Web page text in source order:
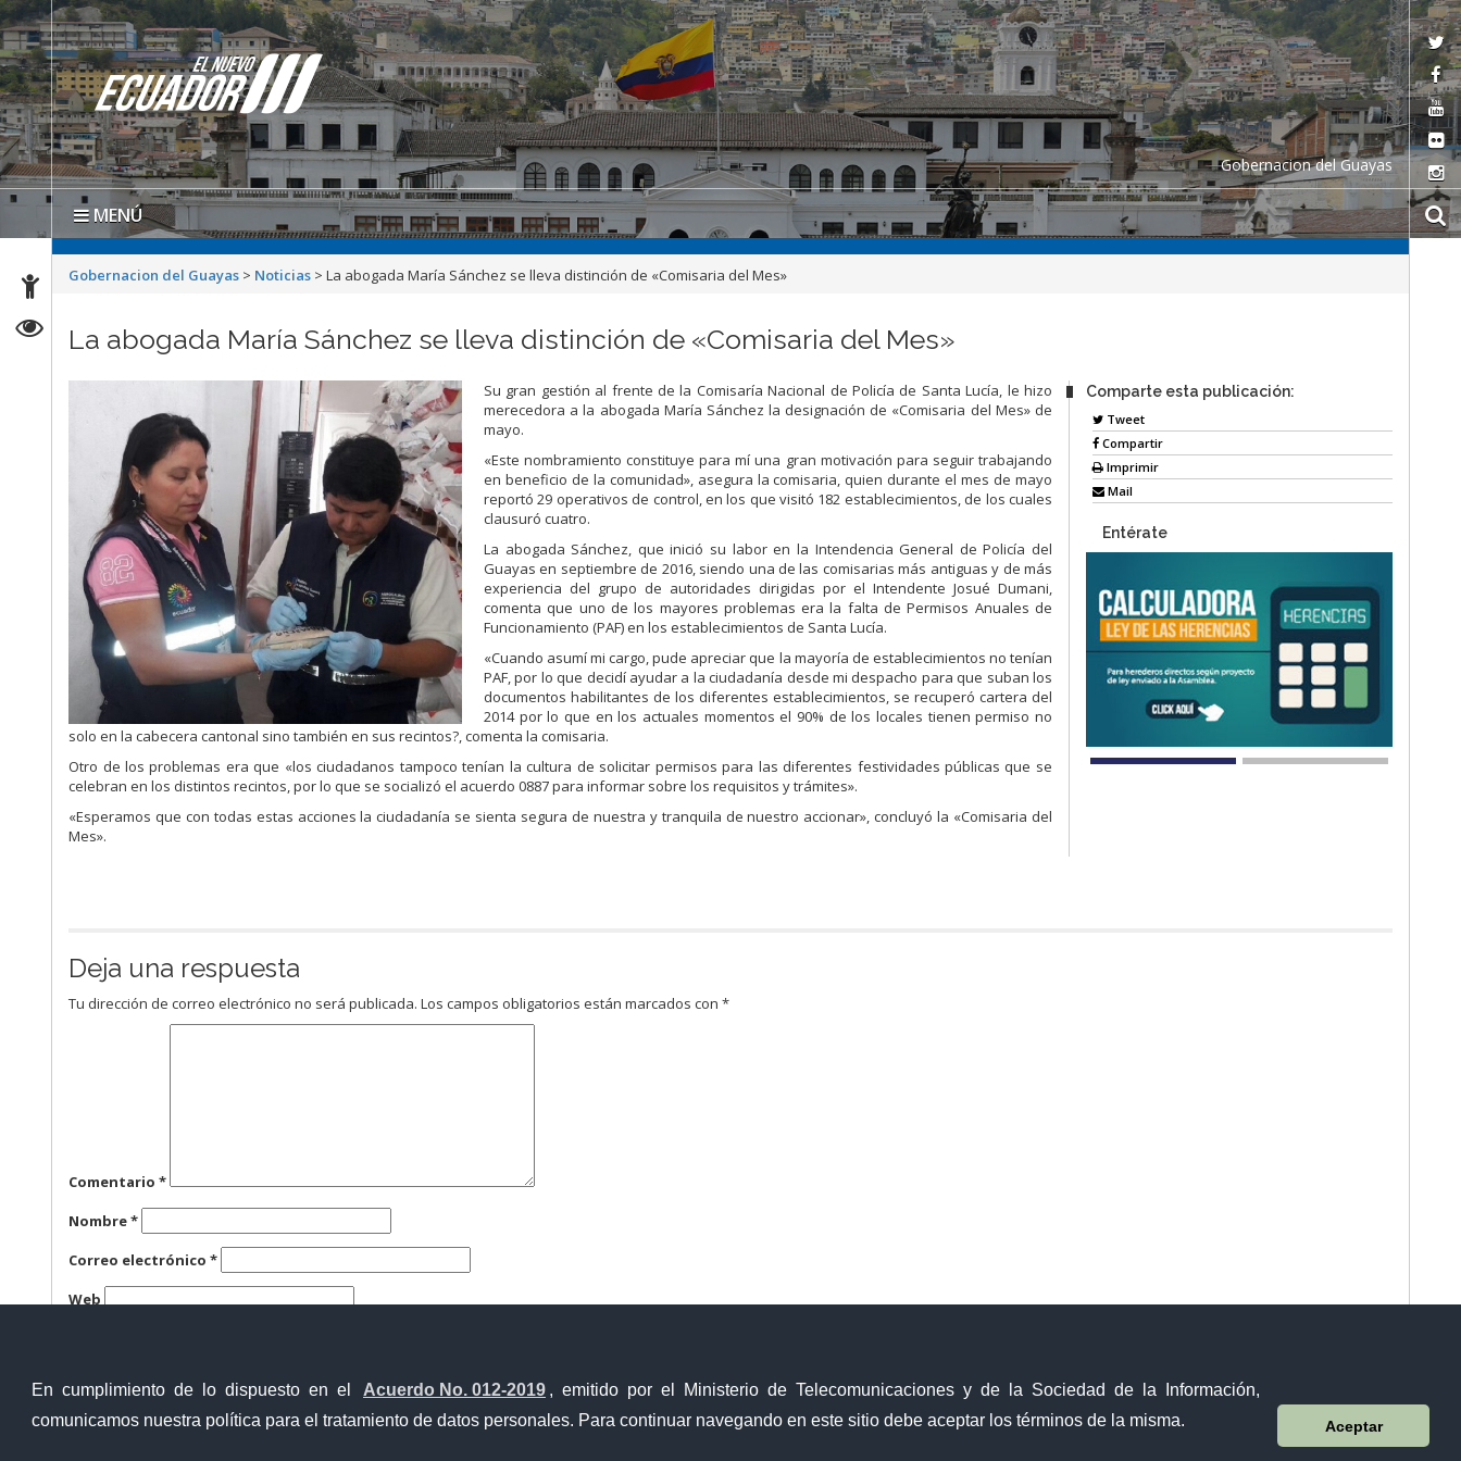
En cumplimiento de lo dispuesto en el Acuerdo No. 012-2019 , emitido por el Ministerio de Telecomunicaciones y de la Sociedad de la Información,
comunicamos nuestra política para el tratamiento de datos personales. Para continuar navegando en este sitio debe aceptar los términos de la misma.
Aceptar
Gobernacion del Guayas
MENÚ
Gobernacion del Guayas > Noticias >La abogada María Sánchez se lleva distinción de «Comisaria del Mes»
La abogada María Sánchez se lleva distinción de «Comisaria del Mes»
Su gran gestión al frente de la Comisaría Nacional de Policía de Santa Lucía, le hizo
merecedora a la abogada María Sánchez la designación de «Comisaria del Mes» de
mayo.
«Este nombramiento constituye para mí una gran motivación para seguir trabajando
en beneficio de la comunidad», asegura la comisaria, quien durante el mes de mayo
reportó 29 operativos de control, en los que visitó 182 establecimientos, de los cuales
clausuró cuatro.
La abogada Sánchez, que inició su labor en la Intendencia General de Policía del
Guayas en septiembre de 2016, siendo una de las comisarias más antiguas y de más
experiencia del grupo de autoridades dirigidas por el Intendente Josué Dumani,
comenta que uno de los mayores problemas era la falta de Permisos Anuales de
Funcionamiento (PAF) en los establecimientos de Santa Lucía.
«Cuando asumí mi cargo, pude apreciar que la mayoría de establecimientos no tenían
PAF, por lo que decidí ayudar a la ciudadanía desde mi despacho para que suban los
documentos habilitantes de los diferentes establecimientos, se recuperó cartera del
2014 por lo que en los actuales momentos el 90% de los locales tienen permiso no
solo en la cabecera cantonal sino también en sus recintos?, comenta la comisaria.
Otro de los problemas era que «los ciudadanos tampoco tenían la cultura de solicitar permisos para las diferentes festividades públicas que se
celebran en los distintos recintos, por lo que se socializó el acuerdo 0887 para informar sobre los requisitos y trámites».
«Esperamos que con todas estas acciones la ciudadanía se sienta segura de nuestra y tranquila de nuestro accionar», concluyó la «Comisaria del
Mes».
Comparte esta publicación:
Tweet
Compartir
Imprimir
Mail
Entérate
Deja una respuesta
Tu dirección de correo electrónico no será publicada. Los campos obligatorios están marcados con*
Comentario*
Nombre*
Correo electrónico*
Web
Contacto ciudadano